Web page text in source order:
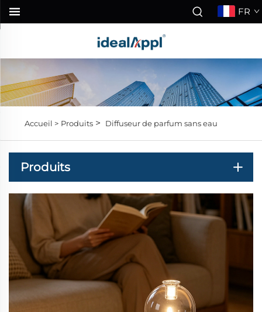
FR
Accueil > Produits> Diffuseur de parfum sans eau
Produits